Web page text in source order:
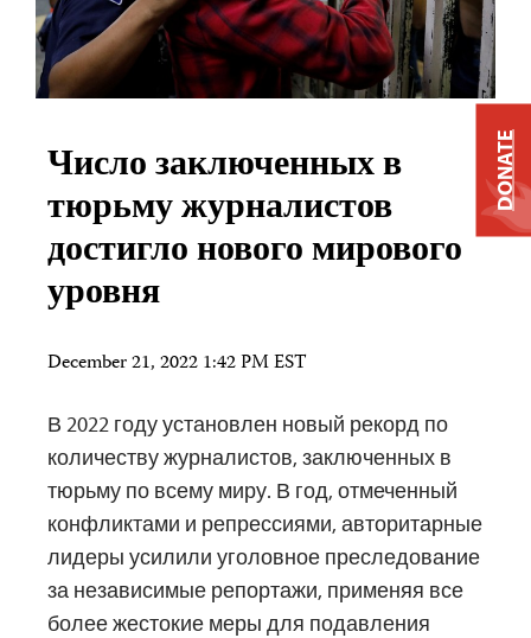
Число заключенных в
тюрьму журналистов
достигло нового мирового
уровня
December 21, 2022 1:42 PM EST
В 2022 году установлен новый рекорд по
количеству журналистов, заключенных в
тюрьму по всему миру. В год, отмеченный
конфликтами и репрессиями, авторитарные
лидеры усилили уголовное преследование
за независимые репортажи, применяя все
более жестокие меры для подавления
DONATE